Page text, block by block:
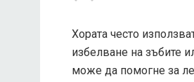
Хората често
избелване на зъбите
може да помогне за